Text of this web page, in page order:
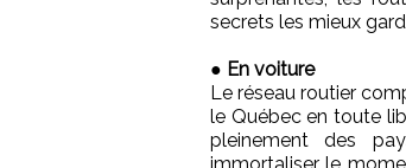
secrets les mieux
● En voiture
Le réseau routier
le Québec en toute
pleinement des